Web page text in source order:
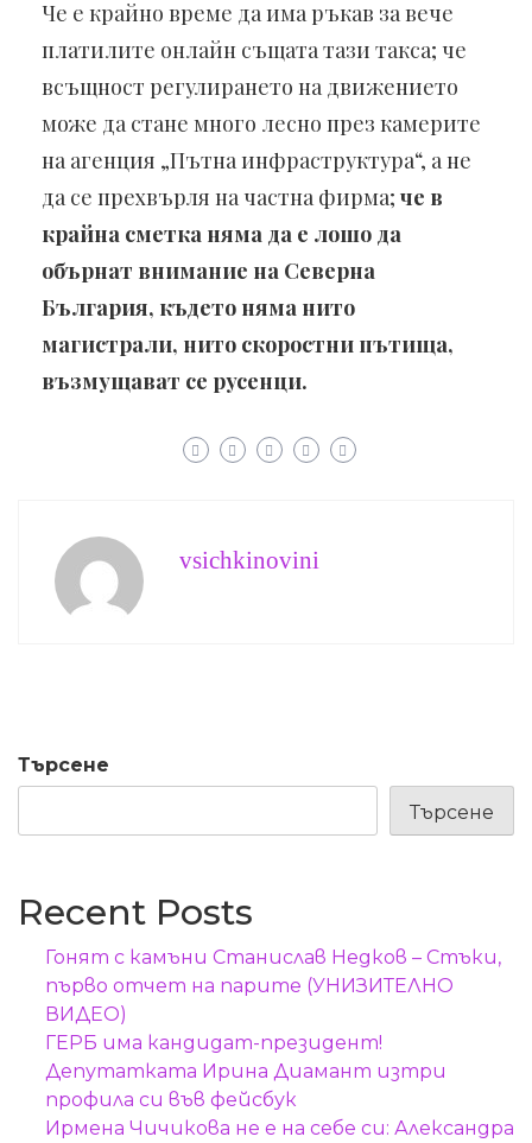
Че е крайно време да има ръкав за вече
платилите онлайн същата тази такса; че
всъщност регулирането на движението
може да стане много лесно през камерите
на агенция „Пътна инфраструктура“, а не
да се прехвърля на частна фирма; че в
крайна сметка няма да е лошо да
обърнат внимание на Северна
България, където няма нито
магистрали, нито скоростни пътища,
възмущават се русенци.
vsichkinovini
Търсене
Търсене
Recent Posts
Гонят с камъни Станислав Недков – Стъки,
първо отчет на парите (УНИЗИТЕЛНО
ВИДЕО)
ГЕРБ има кандидат-президент!
Депутатката Ирина Диамант изтри
профила си във фейсбук
Ирмена Чичикова не е на себе си: Александра